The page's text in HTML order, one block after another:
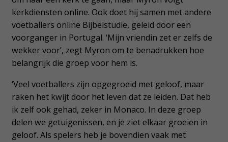
kerkdiensten online. Ook doet hij samen met andere
voetballers online Bijbelstudie, geleid door een
voorganger in Portugal. ‘Mijn vriendin zet er zelfs de
wekker voor’, zegt Myron om te benadrukken hoe
belangrijk die groep voor hem is.
‘Veel voetballers zijn opgegroeid met geloof, maar
raken het kwijt door het leven dat ze leiden. Dat heb
ik zelf ook gehad, zeker in Monaco. In deze groep
delen we getuigenissen, en je ziet elkaar groeien in
geloof. Als spelers heb je bovendien vaak met